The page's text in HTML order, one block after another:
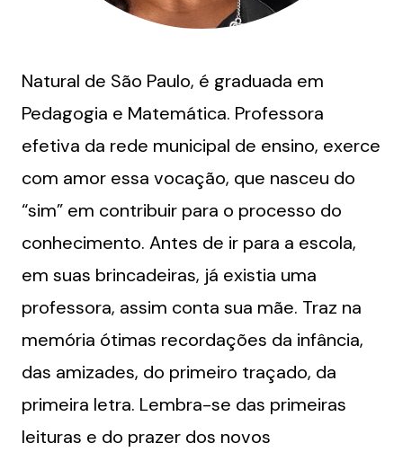
Natural de São Paulo, é graduada em
Pedagogia e Matemática. Professora
efetiva da rede municipal de ensino, exerce
com amor essa vocação, que nasceu do
“sim” em contribuir para o processo do
conhecimento. Antes de ir para a escola,
em suas brincadeiras, já existia uma
professora, assim conta sua mãe. Traz na
memória ótimas recordações da infância,
das amizades, do primeiro traçado, da
primeira letra. Lembra-se das primeiras
leituras e do prazer dos novos